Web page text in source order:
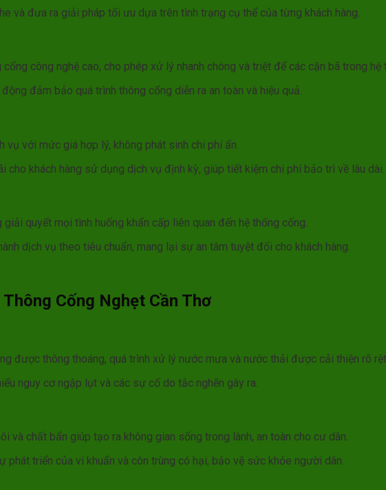
và đưa ra giải pháp tối ưu dựa trên tình trạng cụ thể của từng khách hàng.
công nghệ cao, cho phép xử lý nhanh chóng và triệt để các cặn bã trong hệ
đảm bảo quá trình thông cống diễn ra an toàn và hiệu quả.
vụ với mức giá hợp lý, không phát sinh chi phí ẩn.
cho khách hàng sử dụng dịch vụ định kỳ, giúp tiết kiệm chi phí bảo trì về lâu dài.
quyết mọi tình huống khẩn cấp liên quan đến hệ thống cống.
dịch vụ theo tiêu chuẩn, mang lại sự an tâm tuyệt đối cho khách hàng.
Cống Nghẹt Cần Thơ
được thông thoáng, quá trình xử lý nước mưa và nước thải được cải thiện rõ
nguy cơ ngập lụt và các sự cố do tắc nghẽn gây ra.
và chất bẩn giúp tạo ra không gian sống trong lành, an toàn cho cư dân.
phát triển của vi khuẩn và côn trùng có hại, bảo vệ sức khỏe người dân.